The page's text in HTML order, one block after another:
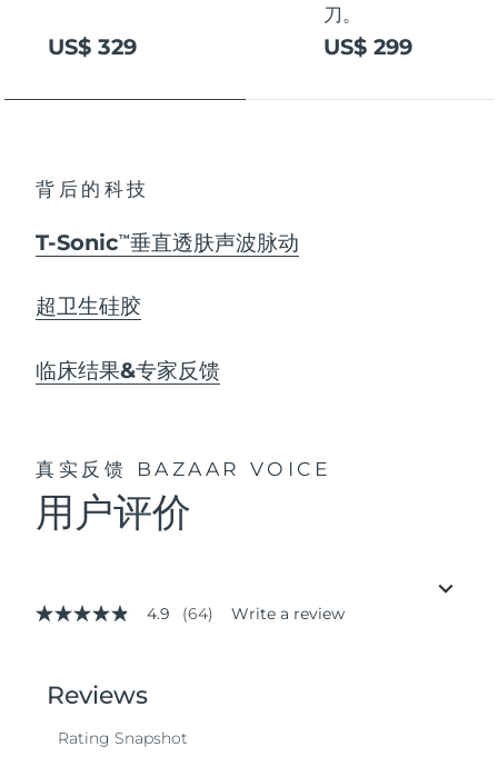
US$ 329
刀。
US$ 299
背后的科技
T-SonicTM 垂直透肤声波脉动
超卫生硅胶
临床结果&专家反馈
真实反馈 BAZAAR VOICE
用户评价
4.9
stars,
average
value.
4.9 (64) Write a review